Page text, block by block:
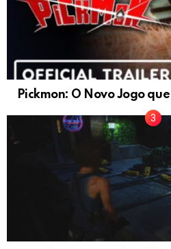
Pickmon: O Novo Jogo